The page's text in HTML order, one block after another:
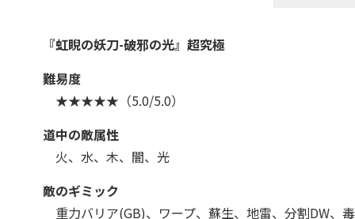
『虹睨の妖刀-破邪の光』超究極
難易度
★★★★★（5.0/5.0）
道中の敵属性
火、水、木、闇、光
敵のギミック
重力バリア(GB)、ワープ、蘇生、地雷、分割DW、